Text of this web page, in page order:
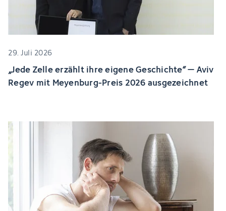
29. Juli 2026
„Jede Zelle erzählt ihre eigene Geschichte“ – Aviv
Regev mit Meyenburg-Preis 2026 ausgezeichnet